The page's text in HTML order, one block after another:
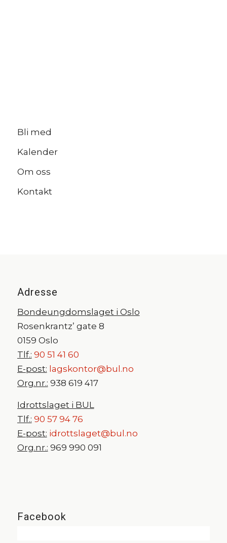
Bli med
Kalender
Om oss
Kontakt
Adresse
Bondeungdomslaget i Oslo
Rosenkrantz’ gate 8
0159 Oslo
Tlf.: 90 51 41 60
E-post: lagskontor@bul.no
Org.nr.: 938 619 417
Idrottslaget i BUL
Tlf.: 90 57 94 76
E-post: idrottslaget@bul.no
Org.nr.: 969 990 091
Facebook